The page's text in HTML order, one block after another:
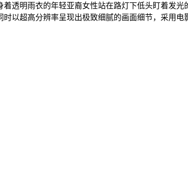
透明雨衣的年轻亚裔女性站在路灯下低头盯着发
以超高分辨率呈现出极致细腻的画面细节，采用电